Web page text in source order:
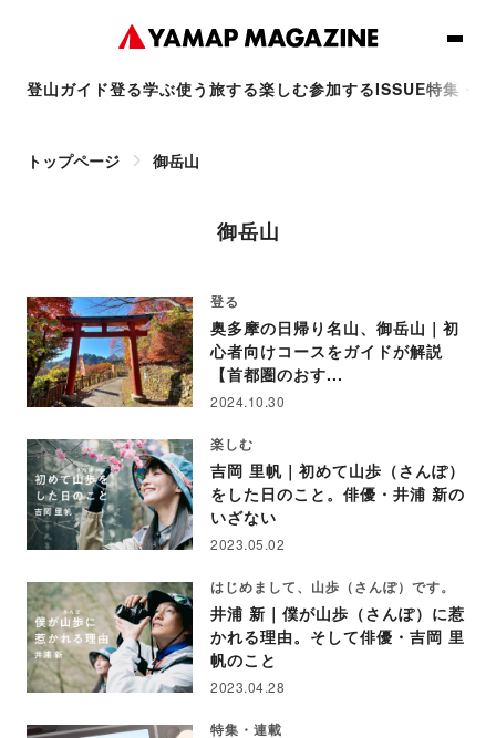
登山ガイド登る学ぶ使う 旅する楽しむ参加するISSUE特集・
トップページ 御岳山
御岳山
登る
奥多摩の日帰り名山、御岳山｜初
心者向けコースをガイドが解説
【首都圏のおす...
2024.10.30
楽しむ
吉岡 里帆｜初めて山歩（さんぽ）
をした日のこと。俳優・井浦 新の
いざない
2023.05.02
はじめまして、山歩（さんぽ）です。
井浦 新｜僕が山歩（さんぽ）に惹
かれる理由。そして俳優・吉岡 里
帆のこと
2023.04.28
特集・連載